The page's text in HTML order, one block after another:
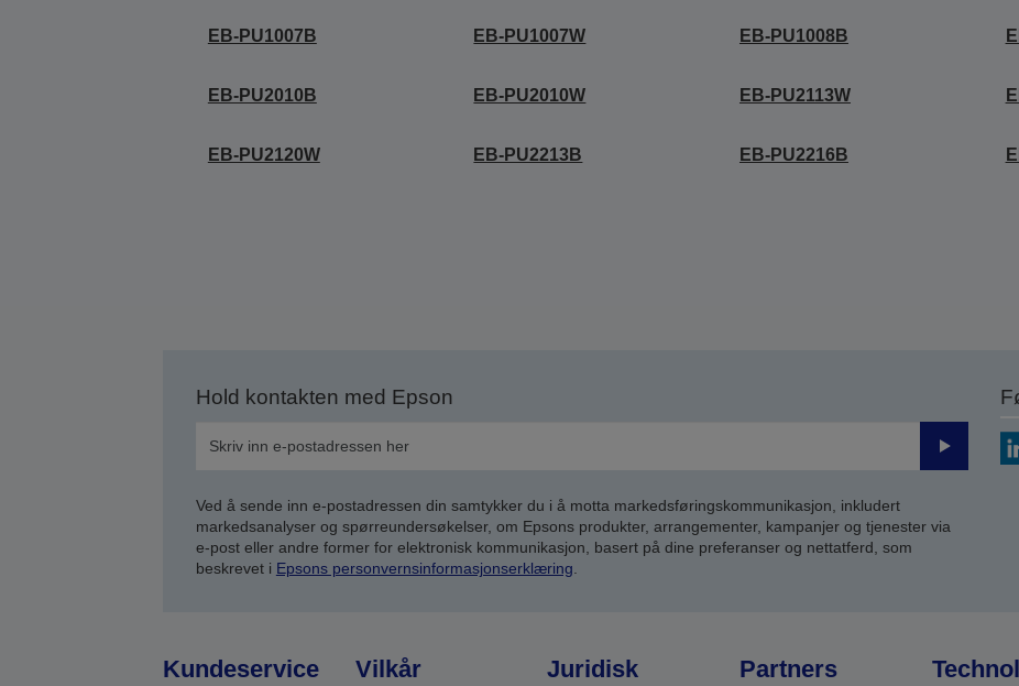
EB-PU1007B EB-PU1007W EB-PU1008B
EB-PU2010B EB-PU2010W EB-PU2113W
EB-PU2120W EB-PU2213B EB-PU2216B
Hold kontakten med Epson
Send
Ved å sende inn e-postadressen din samtykker du i å motta markedsføringskommunikasjon, inkludert
markedsanalyser og spørreundersøkelser, om Epsons produkter, arrangementer, kampanjer og tjenester via
e-post eller andre former for elektronisk kommunikasjon, basert på dine preferanser og nettatferd, som
beskrevet i Epsons personvernsinformasjonserklæring
Kundeservice Vilkår Juridisk Partners